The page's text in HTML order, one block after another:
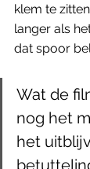
klem te
langer als
dat spoor
Wat de
nog het
het